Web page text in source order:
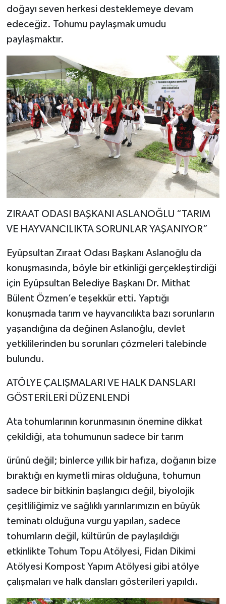
doğayı seven herkesi desteklemeye devam
edeceğiz. Tohumu paylaşmak umudu
paylaşmaktır.
ZIRAAT ODASI BAŞKANI ASLANOĞLU “TARIM
VE HAYVANCILIKTA SORUNLAR YAŞANIYOR”
Eyüpsultan Zıraat Odası Başkanı Aslanoğlu da
konuşmasında, böyle bir etkinliği gerçekleştirdiği
için Eyüpsultan Belediye Başkanı Dr. Mithat
Bülent Özmen’e teşekkür etti. Yaptığı
konuşmada tarım ve hayvancılıkta bazı sorunların
yaşandığına da değinen Aslanoğlu, devlet
yetkililerinden bu sorunları çözmeleri talebinde
bulundu.
ATÖLYE ÇALIŞMALARI VE HALK DANSLARI
GÖSTERİLERİ DÜZENLENDİ
Ata tohumlarının korunmasının önemine dikkat
çekildiği, ata tohumunun sadece bir tarım
ürünü değil; binlerce yıllık bir hafıza, doğanın bize
bıraktığı en kıymetli miras olduğuna, tohumun
sadece bir bitkinin başlangıcı değil, biyolojik
çeşitliliğimiz ve sağlıklı yarınlarımızın en büyük
teminatı olduğuna vurgu yapılan, sadece
tohumların değil, kültürün de paylaşıldığı
etkinlikte Tohum Topu Atölyesi, Fidan Dikimi
Atölyesi Kompost Yapım Atölyesi gibi atölye
çalışmaları ve halk dansları gösterileri yapıldı.